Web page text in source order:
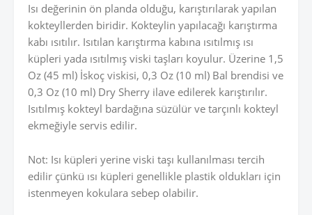
Isı değerinin ön planda olduğu, karıştırılarak yapılan
kokteyllerden biridir. Kokteylin yapılacağı karıştırma
kabı ısıtılır. Isıtılan karıştırma kabına ısıtılmış ısı
küpleri yada ısıtılmış viski taşları koyulur. Üzerine 1,5
Oz (45 ml) İskoç viskisi, 0,3 Oz (10 ml) Bal brendisi ve
0,3 Oz (10 ml) Dry Sherry ilave edilerek karıştırılır.
Isıtılmış kokteyl bardağına süzülür ve tarçınlı kokteyl
ekmeğiyle servis edilir.
Not: Isı küpleri yerine viski taşı kullanılması tercih
edilir çünkü ısı küpleri genellikle plastik oldukları için
istenmeyen kokulara sebep olabilir.